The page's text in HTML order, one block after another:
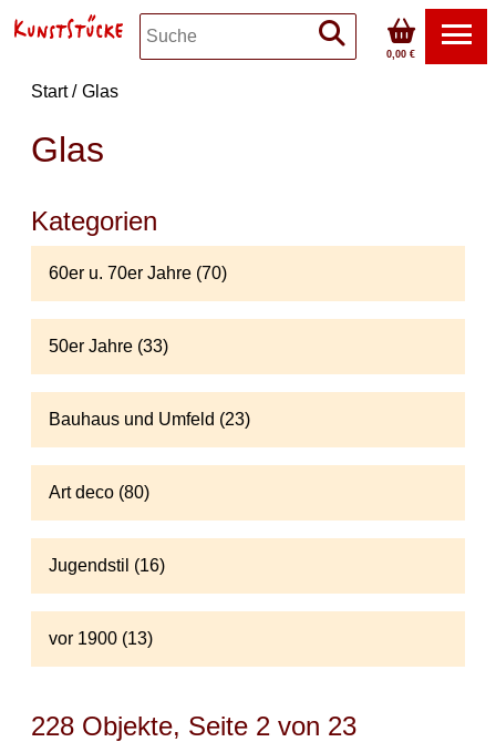
0,00 €
Start Glas
Glas
Kategorien
60er u. 70er Jahre (70)
50er Jahre (33)
Bauhaus und Umfeld (23)
Art deco (80)
Jugendstil (16)
vor 1900 (13)
228 Objekte, Seite 2 von 23